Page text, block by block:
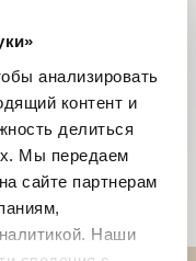
анализировать
контент и
делиться
Мы передаем
сайте партнерам
Наши